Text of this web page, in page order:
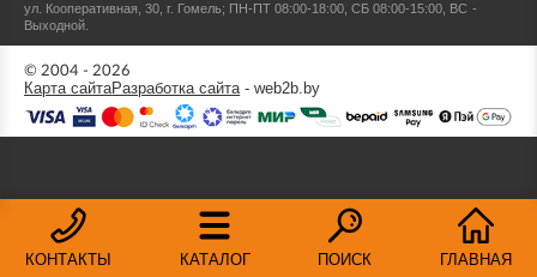
КОНТАКТЫ КАТАЛОГ ПОИСК ГЛАВНАЯ
ул. Кооперативная, 30, г. Гомель; ПН-ПТ 08:00-18:00, СБ 08:00-15:00, ВС -
Выходной.
© 2004 - 2026
Карта сайтаРазработка сайта- web2b.by